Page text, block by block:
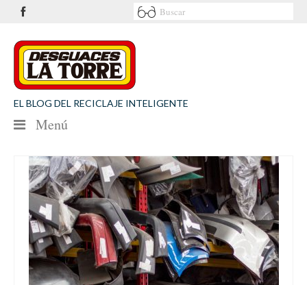
EL BLOG DEL RECICLAJE INTELIGENTE
Menú
NOTICIAS
SEGURIDAD VIAL
MEDIO AMBIENTE
PATROCINIOS
CONTACTO